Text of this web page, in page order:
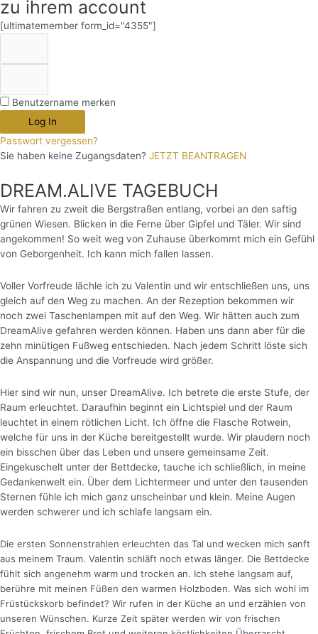
zu ihrem account
[ultimatemember form_id="4355"]
Benutzername merken
Log In
Passwort vergessen?
Sie haben keine Zugangsdaten? JETZT BEANTRAGEN
DREAM.ALIVE TAGEBUCH
Wir fahren zu zweit die Bergstraßen entlang, vorbei an den saftig
grünen Wiesen. Blicken in die Ferne über Gipfel und Täler. Wir sind
angekommen! So weit weg von Zuhause überkommt mich ein Gefühl
von Geborgenheit. Ich kann mich fallen lassen.
Voller Vorfreude lächle ich zu Valentin und wir entschließen uns, uns
gleich auf den Weg zu machen. An der Rezeption bekommen wir
noch zwei Taschenlampen mit auf den Weg. Wir hätten auch zum
DreamAlive gefahren werden können. Haben uns dann aber für die
zehn minütigen Fußweg entschieden. Nach jedem Schritt löste sich
die Anspannung und die Vorfreude wird größer.
Hier sind wir nun, unser DreamAlive. Ich betrete die erste Stufe, der
Raum erleuchtet. Daraufhin beginnt ein Lichtspiel und der Raum
leuchtet in einem rötlichen Licht. Ich öffne die Flasche Rotwein,
welche für uns in der Küche bereitgestellt wurde. Wir plaudern noch
ein bisschen über das Leben und unsere gemeinsame Zeit.
Eingekuschelt unter der Bettdecke, tauche ich schließlich, in meine
Gedankenwelt ein. Über dem Lichtermeer und unter den tausenden
Sternen fühle ich mich ganz unscheinbar und klein. Meine Augen
werden schwerer und ich schlafe langsam ein.
Die ersten Sonnenstrahlen erleuchten das Tal und wecken mich sanft
aus meinem Traum. Valentin schläft noch etwas länger. Die Bettdecke
fühlt sich angenehm warm und trocken an. Ich stehe langsam auf,
berühre mit meinen Füßen den warmen Holzboden. Was sich wohl im
Früstückskorb befindet? Wir rufen in der Küche an und erzählen von
unseren Wünschen. Kurze Zeit später werden wir von frischen